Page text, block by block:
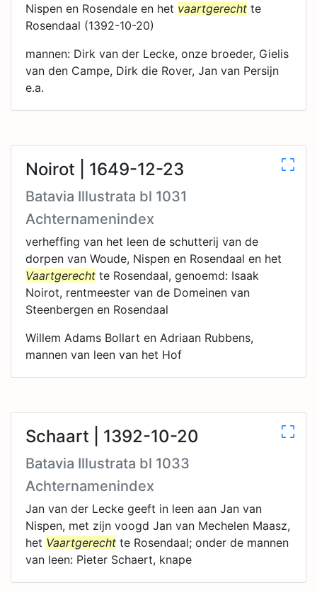
Nispen en Rosendale en het vaartgerecht te
Rosendaal (1392-10-20)
mannen: Dirk van der Lecke, onze broeder, Gielis
van den Campe, Dirk die Rover, Jan van Persijn
e.a.
Noirot | 1649-12-23
Batavia Illustrata bl 1031
Achternamenindex
verheffing van het leen de schutterij van de
dorpen van Woude, Nispen en Rosendaal en het
Vaartgerecht te Rosendaal, genoemd: Isaak
Noirot, rentmeester van de Domeinen van
Steenbergen en Rosendaal
Willem Adams Bollart en Adriaan Rubbens,
mannen van leen van het Hof
Schaart | 1392-10-20
Batavia Illustrata bl 1033
Achternamenindex
Jan van der Lecke geeft in leen aan Jan van
Nispen, met zijn voogd Jan van Mechelen Maasz,
het Vaartgerecht te Rosendaal; onder de mannen
van leen: Pieter Schaert, knape